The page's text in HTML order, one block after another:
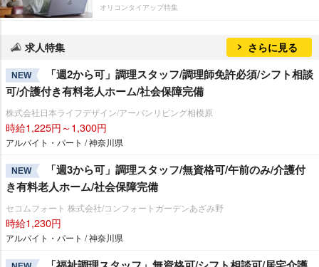
オリコンタイアップ特集
求人特集 さらに見る
NEW
「週2から可」調理スタッフ/調理師免許必須/シフト相談
可/介護付き有料老人ホーム/社会保障完備
株式会社日本ライフデザイン/アーバンリビング相模原
時給1,225円～1,300円
アルバイト・パート / 神奈川県
NEW
「週3から可」調理スタッフ/無資格可/午前のみ/介護付
き有料老人ホーム/社会保障完備
セコムフォート 株式会社/コンフォートガーデンあざみ野
時給1,230円
アルバイト・パート / 神奈川県